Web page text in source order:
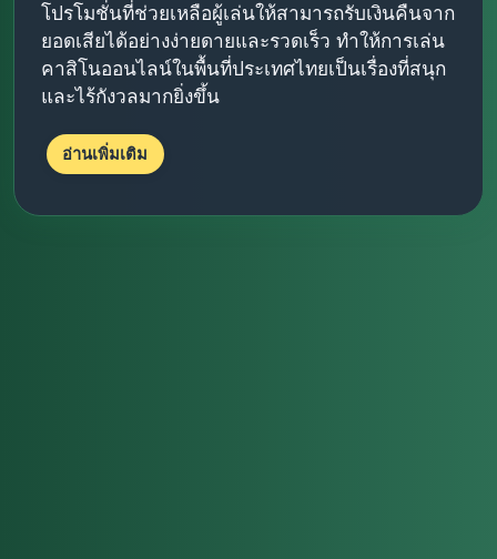
โปรโมชั่นที่ช่วยเหลือผู้เล่นให้สามารถรับเงินคืนจาก
ยอดเสียได้อย่างง่ายดายและรวดเร็ว ทำให้การเล่น
คาสิโนออนไลน์ในพื้นที่ประเทศไทยเป็นเรื่องที่สนุก
และไร้กังวลมากยิ่งขึ้น
อ่านเพิ่มเติม